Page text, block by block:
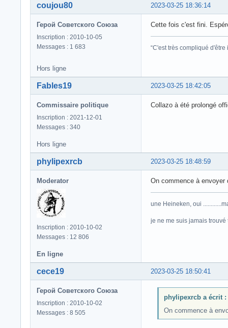
2023-03-25 18:36:14
coujou80
Герой Советского Союза
Inscription : 2010-10-05
Messages : 1 683
Cette fois c'est fini.
“C'est très compliqué
Hors ligne
2023-03-25 18:42:05
Fables19
Commissaire politique
Inscription : 2021-12-01
Messages : 340
Collazo à été prolongé
Hors ligne
2023-03-25 18:48:59
phylipexrcb
Moderator
Inscription : 2010-10-02
Messages : 12 806
On commence à envoyer
une Heineken, oui
je ne me suis jamais trouvé
En ligne
2023-03-25 18:50:41
cece19
Герой Советского Союза
Inscription : 2010-10-02
Messages : 8 505
phylipexrcb a écrit :
On commence à